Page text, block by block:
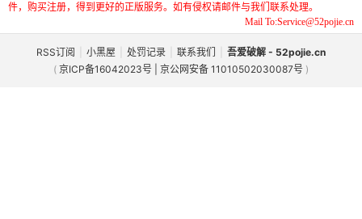
件，购买注册，得到更好的正版服务。如有侵权请邮件与我们联系处理。
Mail To:Service@52pojie.cn
RSS订阅 小黑屋 处罚记录 联系我们
吾爱破解 - 52pojie.cn
( 京ICP备16042023号 | 京公网安备 11010502030087号 )